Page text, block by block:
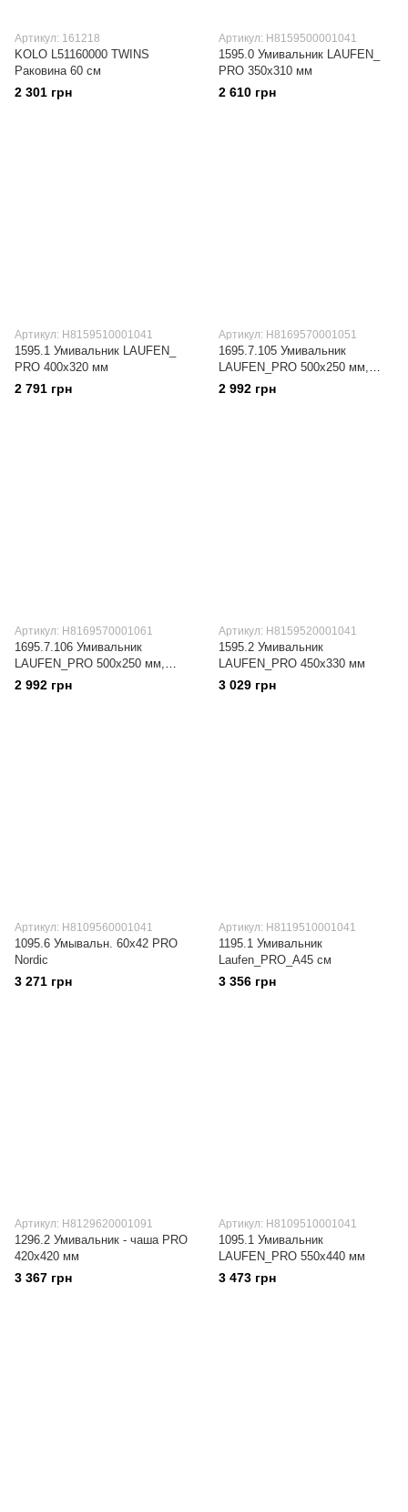
Артикул: 161218
KOLO L51160000 TWINS
Раковина 60 см
2 301 грн
Артикул: H8159500001041
1595.0 Умивальник LAUFEN_
PRO 350x310 мм
2 610 грн
Артикул: H8159510001041
1595.1 Умивальник LAUFEN_
PRO 400x320 мм
2 791 грн
Артикул: H8169570001051
1695.7.105 Умивальник
LAUFEN_PRO 500x250 мм,
отв. ліворуч
2 992 грн
Артикул: H8169570001061
1695.7.106 Умивальник
LAUFEN_PRO 500x250 мм,
отв. праворуч
2 992 грн
Артикул: H8159520001041
1595.2 Умивальник
LAUFEN_PRO 450х330 мм
3 029 грн
Артикул: H8109560001041
1095.6 Умывальн. 60х42 PRO
Nordic
3 271 грн
Артикул: H8119510001041
1195.1 Умивальник
Laufen_PRO_А45 см
3 356 грн
Артикул: H8129620001091
1296.2 Умивальник - чаша PRO
420х420 мм
3 367 грн
Артикул: H8109510001041
1095.1 Умивальник
LAUFEN_PRO 550х440 мм
3 473 грн